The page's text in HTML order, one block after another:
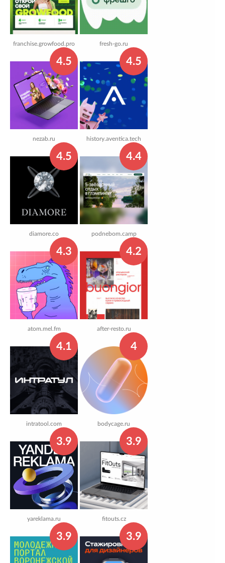
franchise.growfood.pro fresh-go.ru
4.5
nezab.ru
4.5
history.aventica.tech
4.5
diamore.co
4.4
podnebom.camp
4.3
atom.mel.fm
4.2
after-resto.ru
4.1
intratool.com
4
bodycage.ru
3.9
yareklama.ru
3.9
fitouts.cz
3.9 3.9